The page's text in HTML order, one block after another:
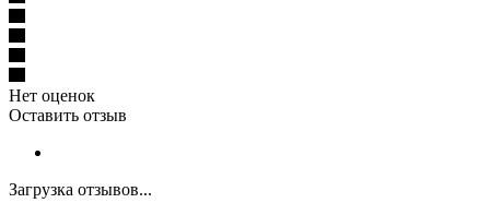
Нет оценок
Оставить отзыв
Загрузка отзывов...